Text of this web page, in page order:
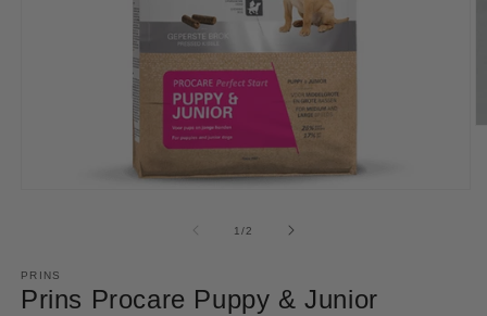
παράθυρο
1/από
2
PRINS
Prins Procare Puppy & Junior